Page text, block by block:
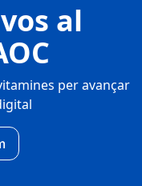
al
per avançar